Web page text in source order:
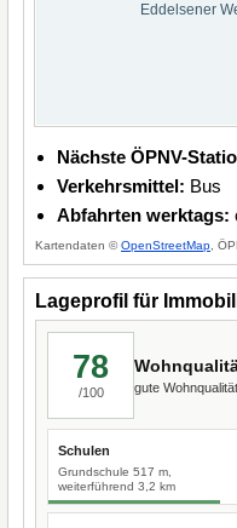
Eddelsener
Nächste ÖPNV-
Verkehrsmittel: Bus
Abfahrten werktags:
Kartendaten ©OpenStreetMap ,
Lageprofil für
78
/100 gute
Schulen
Grundschule 517 m,
weiterführend 3,2 km